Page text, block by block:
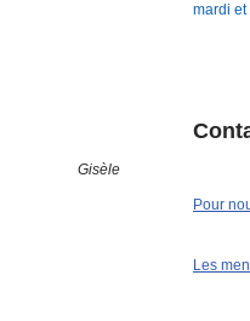
Gisèle
mardi
Pour
Les